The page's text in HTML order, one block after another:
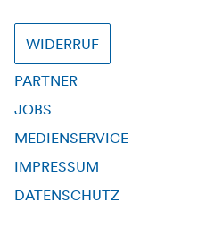
WIDERRUF
PARTNER
JOBS
MEDIENSERVICE
IMPRESSUM
DATENSCHUTZ